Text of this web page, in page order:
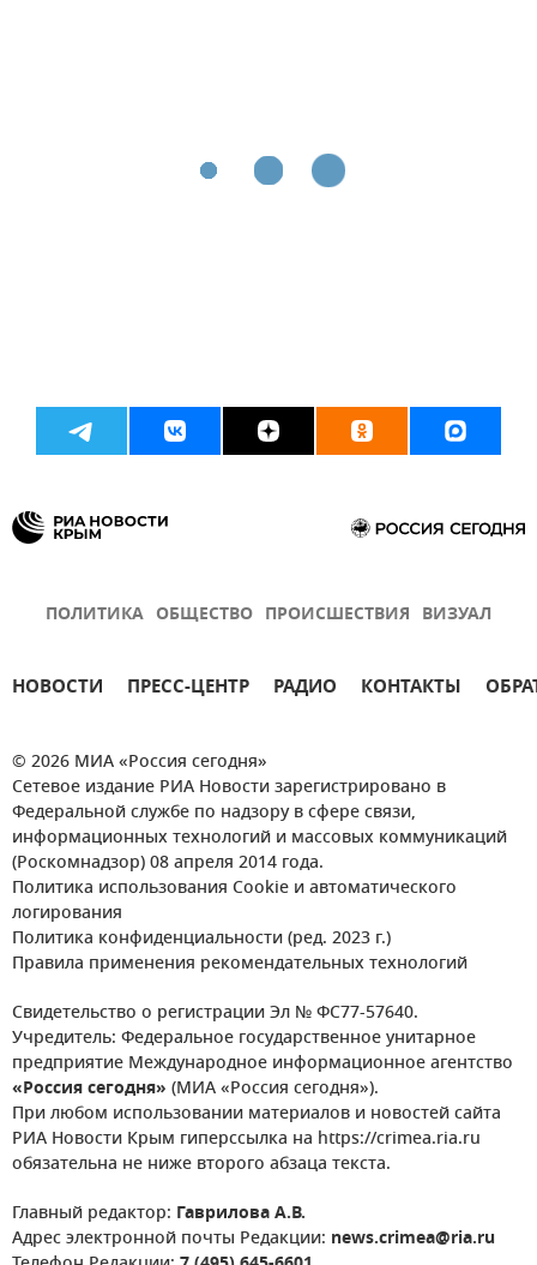
ПОЛИТИКА ОБЩЕСТВО ПРОИСШЕСТВИЯ ВИЗУАЛ
НОВОСТИ ПРЕСС-ЦЕНТР РАДИО КОНТАКТЫ
© 2026 МИА «Россия сегодня»
Сетевое издание РИА Новости зарегистрировано в
Федеральной службе по надзору в сфере связи,
информационных технологий и массовых коммуникаций
(Роскомнадзор) 08 апреля 2014 года.
Политика использования Cookie и автоматического
логирования
Политика конфиденциальности (ред. 2023 г.)
Правила применения рекомендательных технологий
Свидетельство о регистрации Эл № ФС77-57640.
Учредитель: Федеральное государственное унитарное
предприятие Международное информационное агентство
«Россия сегодня» (МИА «Россия сегодня»).
При любом использовании материалов и новостей сайта
РИА Новости Крым гиперссылка на https://crimea.ria.ru
обязательна не ниже второго абзаца текста.
Главный редактор: Гаврилова А.В.
Адрес электронной почты Редакции: news.crimea@ria.ru